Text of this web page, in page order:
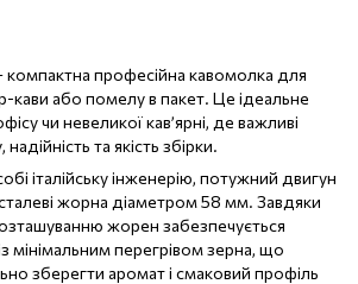
компактна професійна кавомолка для
кави або помелу в пакет. Це ідеальне
чи невеликої кав’ярні, де важливі
та якість збірки.
італійську інженерію, потужний двигун
сталеві жорна діаметром 58 мм. Завдяки
жорен забезпечується
мінімальним перегрівом зерна, що
зберегти аромат і смаковий профіль